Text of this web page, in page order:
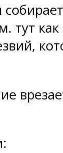
тут как